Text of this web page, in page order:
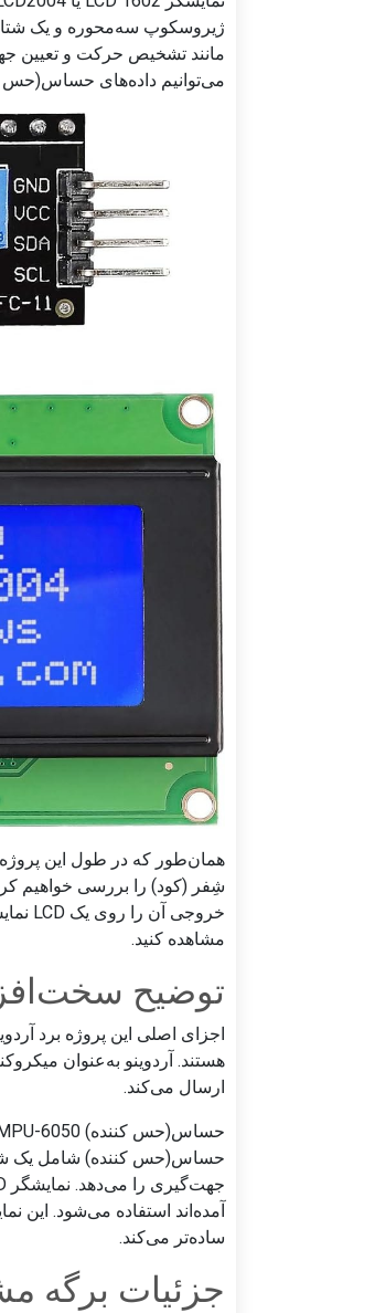
ژیروسکوپ سه‌محوره و یک
می‌توانیم داده‌های حساس(حس
همان‌طور که در طول این
مشاهده کنید.
توضیح
ارسال می‌کند.
حساس(حس کننده) شامل یک
ساده‌تر می‌کند.
جزئیات برگه